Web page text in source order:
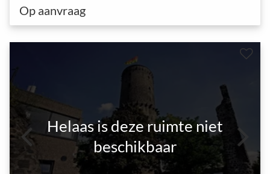
Op aanvraag
Helaas is deze ruimte niet
beschikbaar